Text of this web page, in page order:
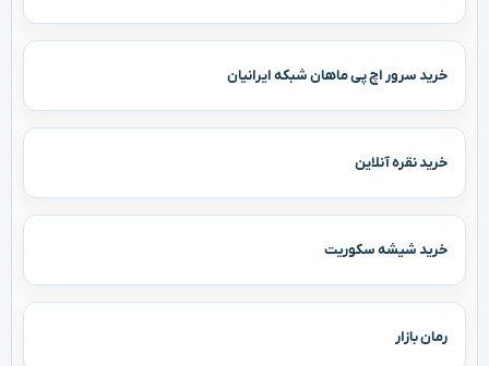
خرید سرور اچ پی ماهان شبکه ایرانیان
خرید نقره آنلاین
خرید شیشه سکوریت
رمان بازار